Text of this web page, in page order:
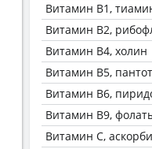
Витамин В1,
Витамин В2,
Витамин В4, холин
Витамин В5,
Витамин В6,
Витамин В9,
Витамин C,